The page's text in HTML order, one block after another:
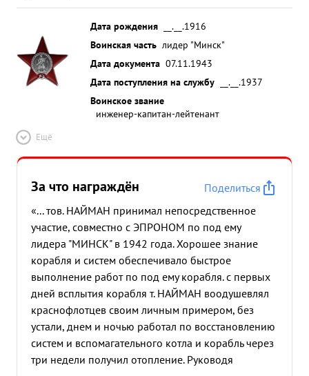
Дата рождения
__.__.1916
Воинская часть лидер "Минск"
Дата документа 07.11.1943
Дата поступления на службу
__.__.1937
Воинское звание
инженер-капитан-лейтенант
Ещё
За что награждён
Поделиться
«... тов. НАЙМАН принимал непосредственное
участие, совместно с ЭПРОНОМ по под ему
лидера "МИНСК" в 1942 года. Хорошее знание
корабля и систем обеспечивало быстрое
выполнение работ по под ему корабля. с первых
дней всплытия корабля т. НАЙМАН воодушевлял
краснофлотцев своим личным примером, без
устали, днем и ночью работал по восстановлению
систем и вспомагательного котла и корабль через
три недели получил отопление. Руководя